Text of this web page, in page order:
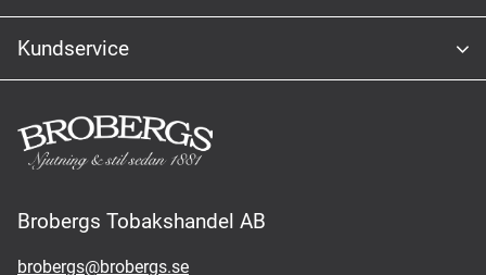
Kundservice
Brobergs Tobakshandel AB
brobergs@brobergs.se